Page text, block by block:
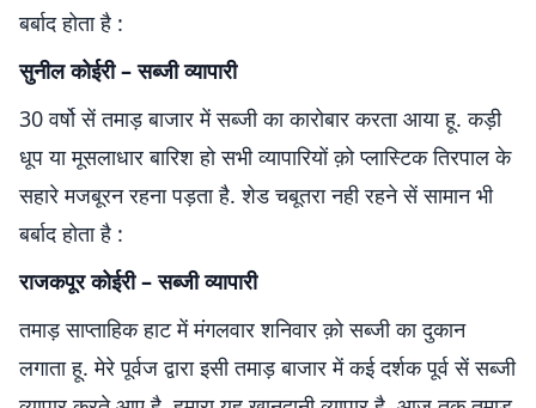
बर्बाद होता है :
सुनील कोईरी – सब्जी व्यापारी
30 वर्षो सें तमाड़ बाजार में सब्जी का कारोबार करता आया हू. कड़ी
धूप या मूसलाधार बारिश हो सभी व्यापारियों क़ो प्लास्टिक तिरपाल के
सहारे मजबूरन रहना पड़ता है. शेड चबूतरा नही रहने सें सामान भी
बर्बाद होता है :
राजकपूर कोईरी – सब्जी व्यापारी
तमाड़ साप्ताहिक हाट में मंगलवार शनिवार क़ो सब्जी का दुकान
लगाता हू. मेरे पूर्वज द्वारा इसी तमाड़ बाजार में कई दर्शक पूर्व सें सब्जी